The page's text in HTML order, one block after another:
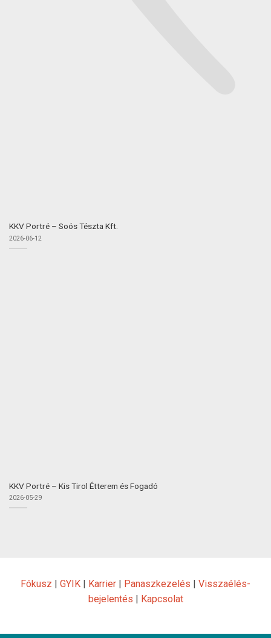
KKV Portré – Soós Tészta Kft.
2026-06-12
KKV Portré – Kis Tirol Étterem és Fogadó
2026-05-29
Fókusz GYIK Karrier Panaszkezelés
Visszaélés-
bejelentés
Kapcsolat